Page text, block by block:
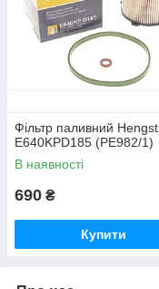
Фільтр паливний Hengst
E640KPD185 (PE982/1)
В наявності
690 ₴
Купити